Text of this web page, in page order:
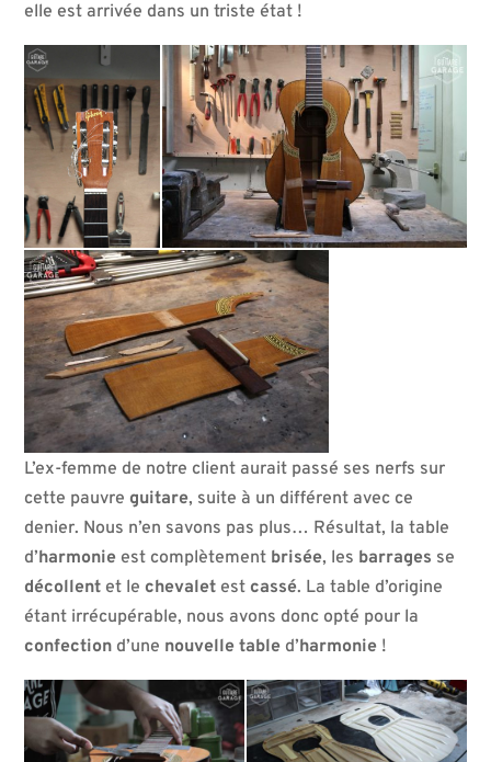
elle est arrivée dans un triste état !
L’ex-femme de notre client aurait passé ses nerfs sur
cette pauvre guitare, suite à un différent avec ce
denier. Nous n’en savons pas plus… Résultat, la table
d’harmonie est complètement brisée, les barrages se
décollent et le chevalet est cassé. La table d’origine
étant irrécupérable, nous avons donc opté pour la
confection d’une nouvelle table d’harmonie !